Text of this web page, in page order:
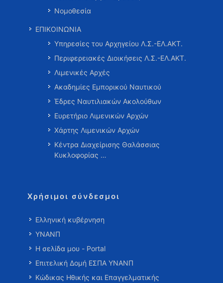
Νομοθεσία
ΕΠΙΚΟΙΝΩΝΙΑ
Υπηρεσίες του Αρχηγείου Λ.Σ.-ΕΛ.ΑΚΤ.
Περιφερειακές Διοικήσεις Λ.Σ.-ΕΛ.ΑΚΤ.
Λιμενικές Αρχές
Ακαδημίες Εμπορικού Ναυτικού
Έδρες Ναυτιλιακών Ακολούθων
Ευρετήριο Λιμενικών Αρχών
Χάρτης Λιμενικών Αρχών
Κέντρα Διαχείρισης Θαλάσσιας
Κυκλοφορίας …
Χρήσιμοι σύνδεσμοι
Ελληνική κυβέρνηση
ΥΝΑΝΠ
Η σελίδα μου - Portal
Επιτελική Δομή ΕΣΠΑ ΥΝΑΝΠ
Κώδικας Ηθικής και Επαγγελματικής